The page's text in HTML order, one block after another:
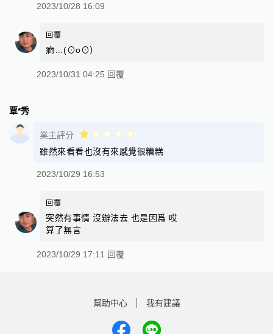
2023/10/28 16:09
回覆
痾…(⊙o⊙）
2023/10/31 04:25 回覆
覃*秀
業主評分
雖然來看看也沒有來感覺很糟糕
2023/10/29 16:53
回覆
突然有事情 沒辦法去 也是因爲 哎
算了無言
2023/10/29 17:11 回覆
幫助中心 我有建議